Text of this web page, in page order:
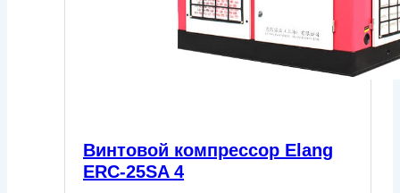
Винтовой компрессор Elang
ERC-25SA 4